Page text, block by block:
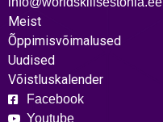
Meist
Õppimisvõimalused
Uudised
Võistluskalender
Facebook
Youtube